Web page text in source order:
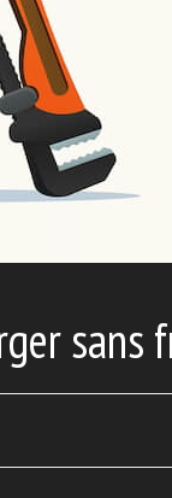
sans